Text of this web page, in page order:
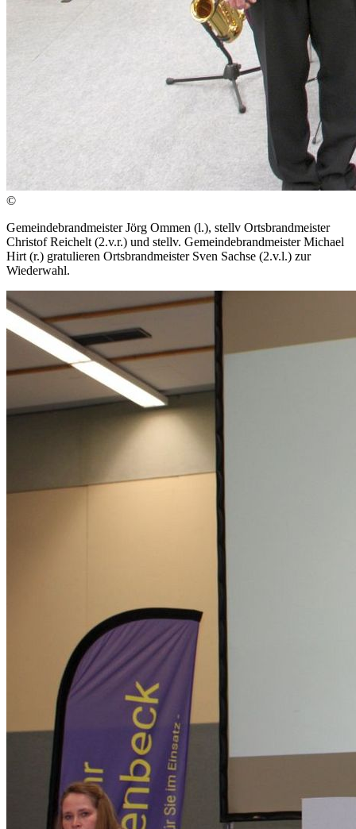
©
Gemeindebrandmeister Jörg Ommen (l.), stellv Ortsbrandmeister
Christof Reichelt (2.v.r.) und stellv. Gemeindebrandmeister Michael
Hirt (r.) gratulieren Ortsbrandmeister Sven Sachse (2.v.l.) zur
Wiederwahl.